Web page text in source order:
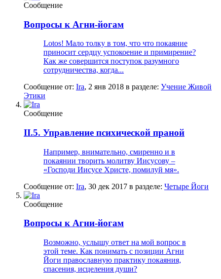
Сообщение
Вопросы к Агни-йогам
Lotos! Мало толку в том, что что покаяние
приносит сердцу успокоение и примирение?
Как же совершится поступок разумного
сотрудничества, когда...
Сообщение от: Ira, 2 янв 2018 в разделе: Учение Живой
Этики
Сообщение
II.5. Управление психической праной
Например, внимательно, смиренно и в
покаянии творить молитву Иисусову –
«Господи Иисусе Христе, помилуй мя».
Сообщение от: Ira, 30 дек 2017 в разделе: Четыре Йоги
Сообщение
Вопросы к Агни-йогам
Возможно, услышу ответ на мой вопрос в
этой теме. Как понимать с позиции Агни
Йоги православную практику покаяния,
спасения, исцеления души?